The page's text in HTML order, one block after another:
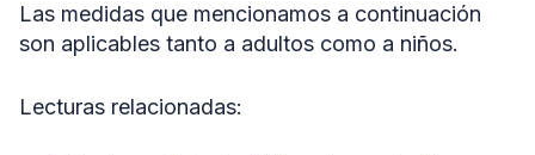
Las medidas que mencionamos a continuación
son aplicables tanto a adultos como a niños.
Lecturas relacionadas: